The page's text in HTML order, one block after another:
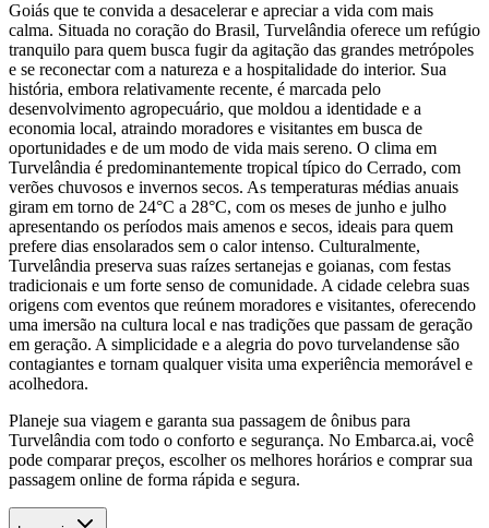
Goiás que te convida a desacelerar e apreciar a vida com mais
calma. Situada no coração do Brasil, Turvelândia oferece um refúgio
tranquilo para quem busca fugir da agitação das grandes metrópoles
e se reconectar com a natureza e a hospitalidade do interior. Sua
história, embora relativamente recente, é marcada pelo
desenvolvimento agropecuário, que moldou a identidade e a
economia local, atraindo moradores e visitantes em busca de
oportunidades e de um modo de vida mais sereno. O clima em
Turvelândia é predominantemente tropical típico do Cerrado, com
verões chuvosos e invernos secos. As temperaturas médias anuais
giram em torno de 24°C a 28°C, com os meses de junho e julho
apresentando os períodos mais amenos e secos, ideais para quem
prefere dias ensolarados sem o calor intenso. Culturalmente,
Turvelândia preserva suas raízes sertanejas e goianas, com festas
tradicionais e um forte senso de comunidade. A cidade celebra suas
origens com eventos que reúnem moradores e visitantes, oferecendo
uma imersão na cultura local e nas tradições que passam de geração
em geração. A simplicidade e a alegria do povo turvelandense são
contagiantes e tornam qualquer visita uma experiência memorável e
acolhedora.
Planeje sua viagem e garanta sua passagem de ônibus para
Turvelândia com todo o conforto e segurança. No Embarca.ai, você
pode comparar preços, escolher os melhores horários e comprar sua
passagem online de forma rápida e segura.